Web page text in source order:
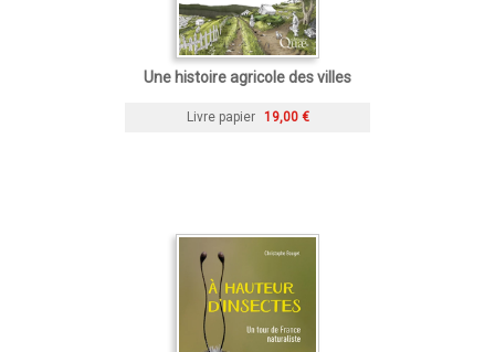
Une histoire agricole des villes
Livre papier 19,00 €